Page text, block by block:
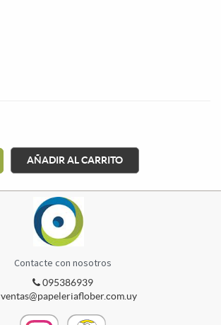
AÑADIR AL CARRITO
Contacte con nosotros
095386939
ventas@papeleriaflober.com.uy